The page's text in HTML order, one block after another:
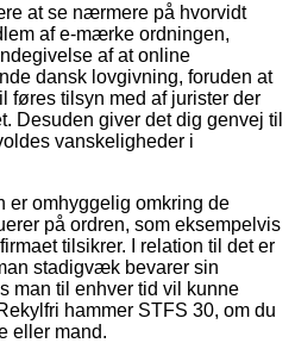
at se nærmere på hvorvidt
af e-mærke ordningen,
af at online
dansk lovgivning, foruden at
føres tilsyn med af jurister der
Desuden giver det dig genvej til
vanskeligheder i
er omhyggelig omkring de
på ordren, som eksempelvis
tilsikrer. I relation til det er
stadigvæk bevarer sin
man til enhver tid vil kunne
hammer STFS 30, om du
eller mand.